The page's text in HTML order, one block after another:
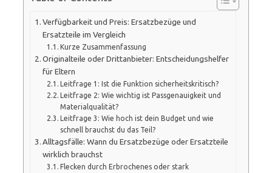
Verfügbarkeit und Preis: Ersatzbezüge und
Ersatzteile im Vergleich
Kurze Zusammenfassung
Originalteile oder Drittanbieter: Entscheidungshelfer
für Eltern
Leitfrage 1: Ist die Funktion sicherheitskritisch?
Leitfrage 2: Wie wichtig ist Passgenauigkeit und
Materialqualität?
Leitfrage 3: Wie hoch ist dein Budget und wie
schnell brauchst du das Teil?
Alltagsfälle: Wann du Ersatzbezüge oder Ersatzteile
wirklich brauchst
Flecken durch Erbrochenes oder stark